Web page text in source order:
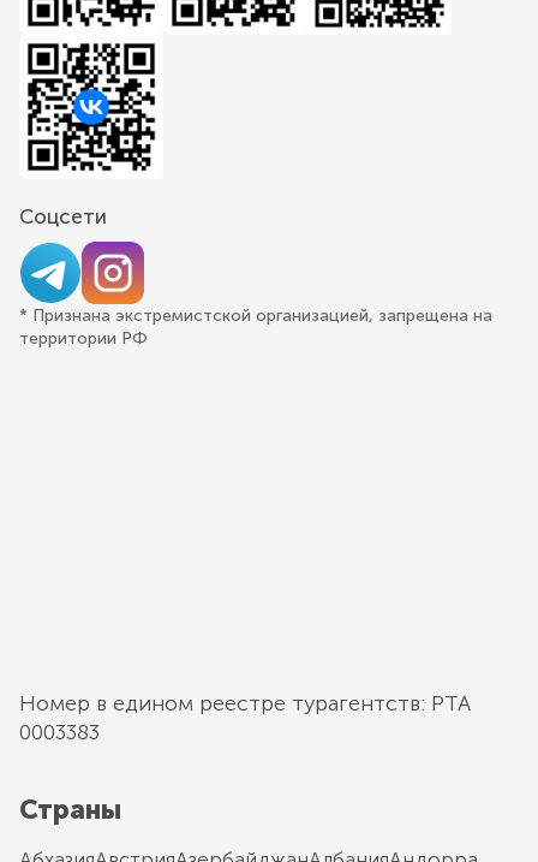
Соцсети
* Признана экстремистской организацией, запрещена на
территории РФ
Номер в едином реестре турагентств: РТА
0003383
Страны